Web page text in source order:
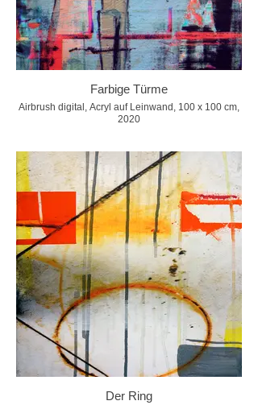
Farbige Türme
Airbrush digital, Acryl auf Leinwand, 100 x 100 cm,
2020
Der Ring